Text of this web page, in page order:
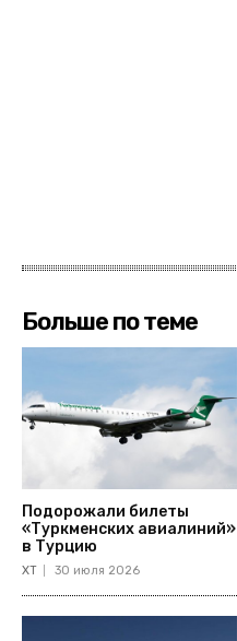
Больше по теме
Подорожали билеты
«Туркменских авиалиний»
в Турцию
ХТ 30 июля 2026